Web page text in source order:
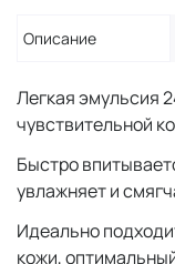
Описание
Легкая эмульсия
чувствительной
Быстро
увлажняет и
Идеально
кожи,